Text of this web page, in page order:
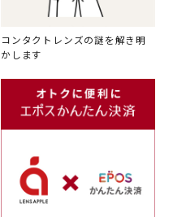
コンタクトレンズの謎を解き明
かします